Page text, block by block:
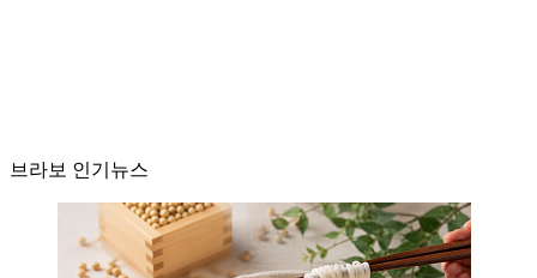
브라보 인기뉴스